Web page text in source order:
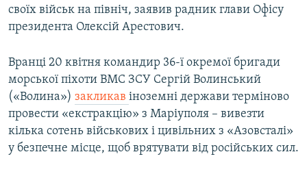
своїх військ на північ, заявив радник глави Офісу
президента Олексій Арестович.
Вранці 20 квітня командир 36-ї окремої бригади
морської піхоти ВМС ЗСУ Сергій Волинський
(«Волина») закликав іноземні держави терміново
провести «екстракцію» з Маріуполя – вивезти
кілька сотень військових і цивільних з «Азовсталі»
у безпечне місце, щоб врятувати від російських сил.